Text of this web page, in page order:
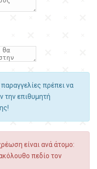
πρέπει να
την επιθυμητή
είναι ανά άτομο:
πεδίο τον